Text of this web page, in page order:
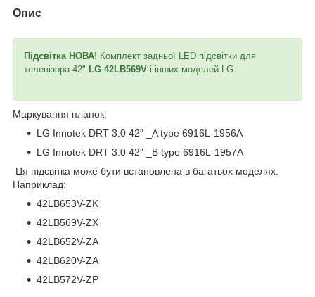
Опис
Підсвітка НОВА! Комплект задньої LED підсвітки для
телевізора 42" LG 42LB569V і інших моделей LG.
Маркування планок:
LG Innotek DRT 3.0 42" _A type 6916L-1956A
LG Innotek DRT 3.0 42" _B type 6916L-1957A
Ця підсвітка може бути встановлена в багатьох моделях.
Наприклад:
42LB653V-ZK
42LB569V-ZX
42LB652V-ZA
42LB620V-ZA
42LB572V-ZP